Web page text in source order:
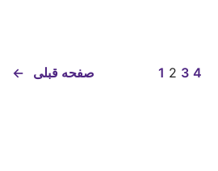
← صفحه قبلی 1 2 3 4